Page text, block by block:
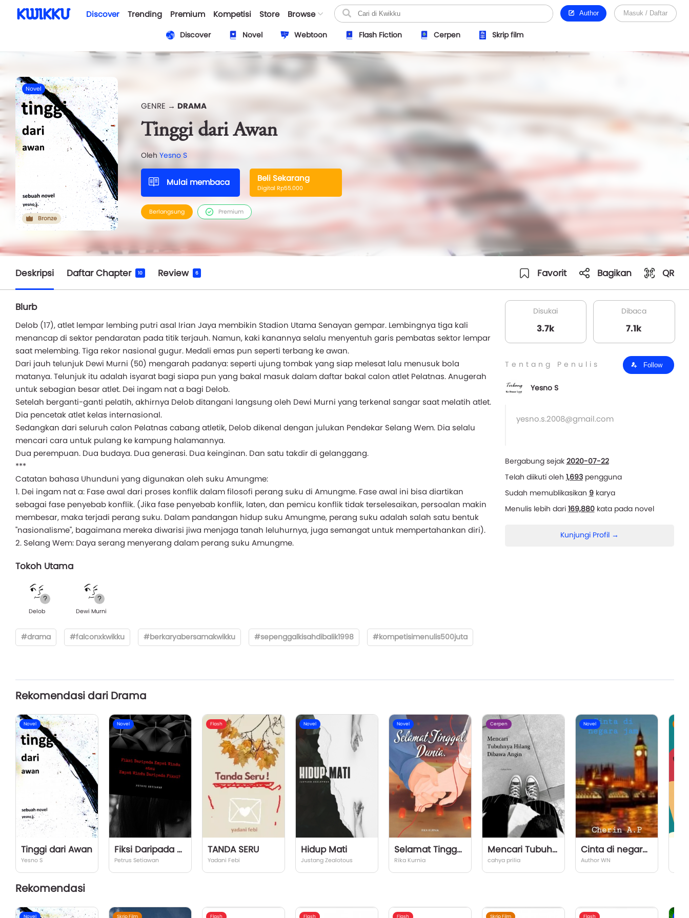
Discover Trending Premium Kompetisi Store Browse Author Masuk / Daftar
Discover Novel Webtoon Flash Fiction Cerpen Skrip film
Novel
Bronze
GENRE → DRAMA
Tinggi dari Awan
Oleh Yesno S
Mulai membaca Beli Sekarang
Digital Rp55.000
Berlangsung Premium
Deskripsi Daftar Chapter 10 Review 6 Favorit Bagikan QR
Blurb
Delob (17), atlet lempar lembing putri asal Irian Jaya membikin Stadion Utama Senayan gempar. Lembingnya tiga kali
menancap di sektor pendaratan pada titik terjauh. Namun, kaki kanannya selalu menyentuh garis pembatas sektor lempar
saat melembing. Tiga rekor nasional gugur. Medali emas pun seperti terbang ke awan.
Dari jauh telunjuk Dewi Murni (50) mengarah padanya: seperti ujung tombak yang siap melesat lalu menusuk bola
matanya. Telunjuk itu adalah isyarat bagi siapa pun yang bakal masuk dalam daftar bakal calon atlet Pelatnas. Anugerah
untuk sebagian besar atlet. Dei ingam nat a bagi Delob.
Setelah berganti-ganti pelatih, akhirnya Delob ditangani langsung oleh Dewi Murni yang terkenal sangar saat melatih atlet.
Dia pencetak atlet kelas internasional.
Sedangkan dari seluruh calon Pelatnas cabang atletik, Delob dikenal dengan julukan Pendekar Selang Wem. Dia selalu
mencari cara untuk pulang ke kampung halamannya.
Dua perempuan. Dua budaya. Dua generasi. Dua keinginan. Dan satu takdir di gelanggang.
***
Catatan bahasa Uhunduni yang digunakan oleh suku Amungme:
1. Dei ingam nat a: Fase awal dari proses konflik dalam filosofi perang suku di Amungme. Fase awal ini bisa diartikan
sebagai fase penyebab konflik. (Jika fase penyebab konflik, laten, dan pemicu konflik tidak terselesaikan, persoalan makin
membesar, maka terjadi perang suku. Dalam pandangan hidup suku Amungme, perang suku adalah salah satu bentuk
"nasionalisme", bagaimana mereka diwarisi jiwa menjaga tanah leluhurnya, juga semangat untuk mempertahankan diri).
2. Selang Wem: Daya serang menyerang dalam perang suku Amungme.
Tokoh Utama
Delob Dewi Murni
#drama #falconxkwikku #berkaryabersamakwikku #sepenggalkisahdibalik1998 #kompetisimenulis500juta
Disukai
3.7k
Dibaca
7.1k
Tentang Penulis Follow
Yesno S
yesno.s.2008@gmail.com
Bergabung sejak 2020-07-22
Telah diikuti oleh 1,693pengguna
Sudah memublikasikan 9karya
Menulis lebih dari 169,880kata pada novel
Kunjungi Profil →
Rekomendasi dari Drama
Novel
Tinggi dari Awan
Yesno S
Novel
Fiksi Daripada Empat Windu, Atau Empat Windu Daripada Fiksi?
Petrus Setiawan
Flash
TANDA SERU
Yadani Febi
Novel
Hidup Mati
Justang Zealotous
Novel
Selamat Tinggal, Dunia.
Rika Kurnia
Cerpen
Mencari Tubuhnya Hilang Dibawa Angin
cahya prilia
Novel
Cinta di negara jam
Author WN
Rekomendasi
Novel Skrip Film Flash Flash Flash Skrip Film Flash